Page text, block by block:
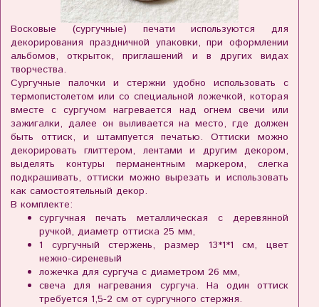
Восковые (сургучные) печати используются для
декорирования праздничной упаковки, при оформлении
альбомов, открыток, приглашений и в других видах
творчества.
Сургучные палочки и стержни удобно использовать с
термопистолетом или со специальной ложечкой, которая
вместе с сургучом нагревается над огнем свечи или
зажигалки, далее он выливается на место, где должен
быть оттиск, и штампуется печатью. Оттиски можно
декорировать глиттером, лентами и другим декором,
выделять контуры перманентным маркером, слегка
подкрашивать, оттиски можно вырезать и использовать
как самостоятельный декор.
В комплекте:
сургучная печать металлическая с деревянной
ручкой, диаметр оттиска 25 мм,
1 сургучный стержень, размер 13*1*1 см, цвет
нежно-сиреневый
ложечка для сургуча с диаметром 26 мм,
свеча для нагревания сургуча. На один оттиск
требуется 1,5-2 см от сургучного стержня.